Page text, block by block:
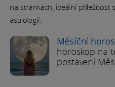
na stránkách, ideální příležitost
astrologií.
Měsíční
horoskop na
postavení